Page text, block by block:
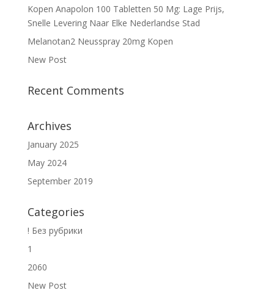
Kopen Anapolon 100 Tabletten 50 Mg: Lage Prijs,
Snelle Levering Naar Elke Nederlandse Stad
Melanotan2 Neusspray 20mg Kopen
New Post
Recent Comments
Archives
January 2025
May 2024
September 2019
Categories
! Без рубрики
1
2060
New Post